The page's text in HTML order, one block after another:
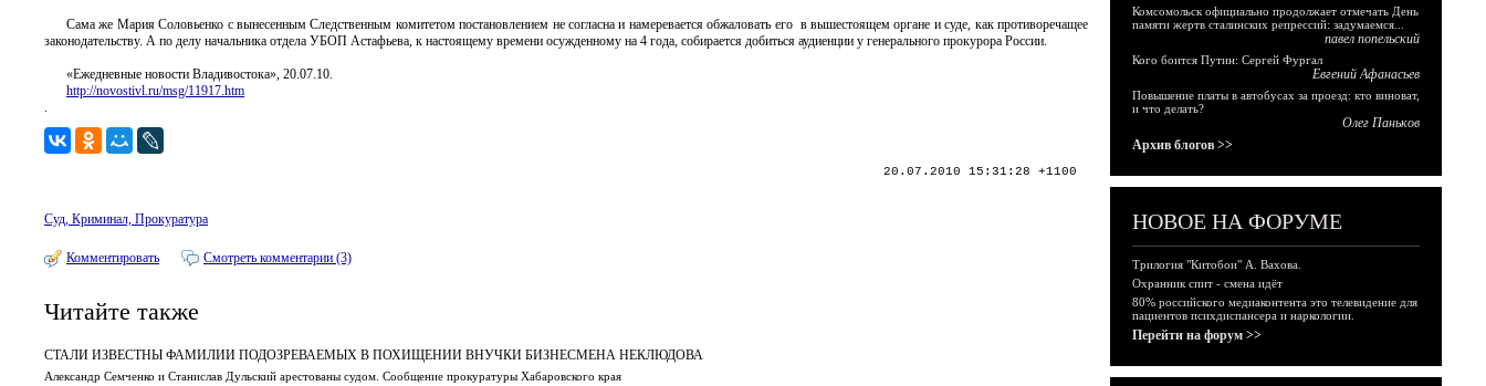
Сама же Мария Соловьенко с вынесенным Следственным комитетом постановлением не согласна и намеревается обжаловать его в вышестоящем органе и суде, как противоречащее
законодательству. А по делу начальника отдела УБОП Астафьева, к настоящему времени осужденному на 4 года, собирается добиться аудиенции у генерального прокурора России.
«Ежедневные новости Владивостока», 20.07.10.
http://novostivl.ru/msg/11917.htm
.
20.07.2010 15:31:28 +1100
Суд, Криминал, Прокуратура
Комментировать Смотреть комментарии (3)
Читайте также
СТАЛИ ИЗВЕСТНЫ ФАМИЛИИ ПОДОЗРЕВАЕМЫХ В ПОХИЩЕНИИ ВНУЧКИ БИЗНЕСМЕНА НЕКЛЮДОВА
Александр Семченко и Станислав Дульский арестованы судом. Сообщение прокуратуры Хабаровского края
Комсомольск официально продолжает отмечать День
памяти жертв сталинских репрессий: задумаемся...
павел попельский
Кого боится Путин: Сергей Фургал
Евгений Афанасьев
Повышение платы в автобусах за проезд: кто виноват,
и что делать?
Олег Паньков
Архив блогов >>
НОВОЕ НА ФОРУМЕ
Трилогия "Китобои" А. Вахова.
Охранник спит - смена идёт
80% российского медиаконтента это телевидение для
пациентов психдиспансера и наркологии.
Перейти на форум >>